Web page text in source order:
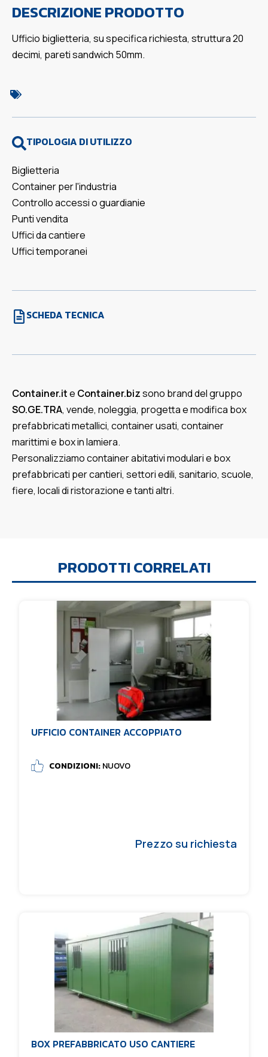
DESCRIZIONE PRODOTTO
Ufficio biglietteria, su specifica richiesta, struttura 20
decimi, pareti sandwich 50mm.
TIPOLOGIA DI UTILIZZO
Biglietteria
Container per l'industria
Controllo accessi o guardianie
Punti vendita
Uffici da cantiere
Uffici temporanei
SCHEDA TECNICA
Container.ite Container.bizsono brand del gruppo
SO.GE.TRA, vende, noleggia, progetta e modifica box
prefabbricati metallici, container usati, container
marittimi e box in lamiera.
Personalizziamo container abitativi modulari e box
prefabbricati per cantieri, settori edili, sanitario, scuole,
fiere, locali di ristorazione e tanti altri.
PRODOTTI CORRELATI
UFFICIO CONTAINER ACCOPPIATO
CONDIZIONI:NUOVO
Prezzo su richiesta
BOX PREFABBRICATO USO CANTIERE